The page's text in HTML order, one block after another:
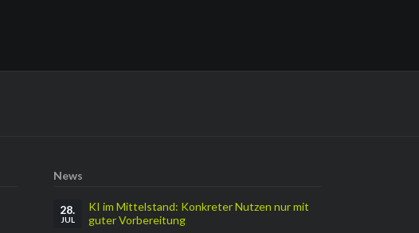
News
28.
JUL
KI im Mittelstand: Konkreter Nutzen nur mit
guter Vorbereitung